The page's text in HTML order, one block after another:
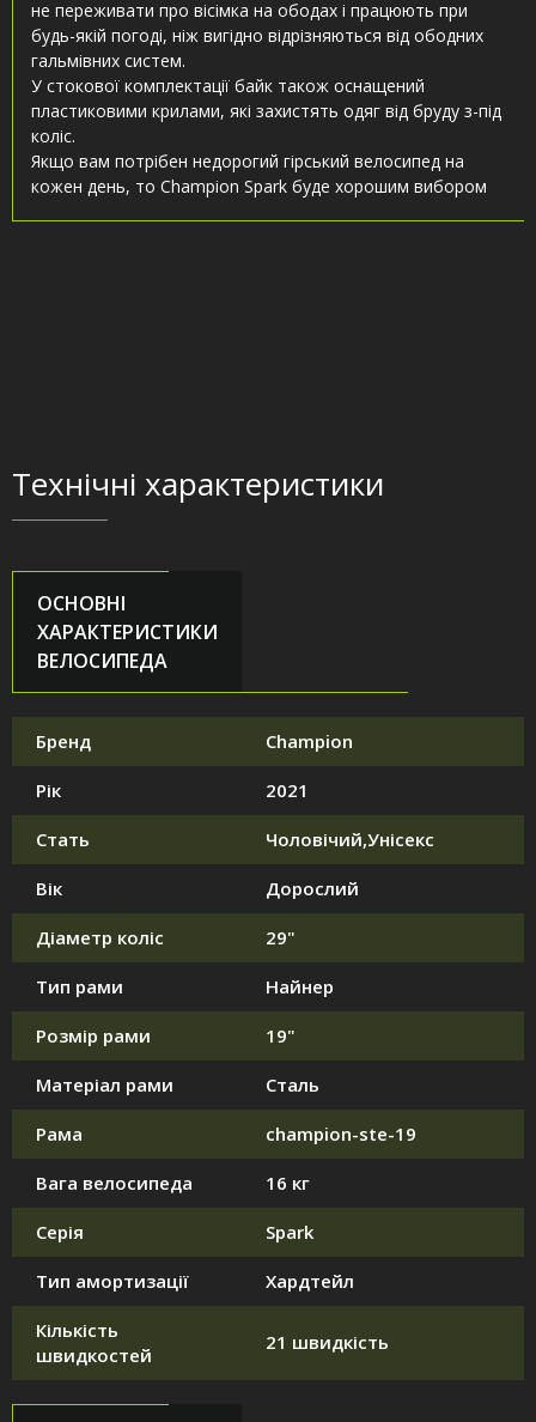
не переживати про вісімка на ободах і працюють при
будь-якій погоді, ніж вигідно відрізняються від ободних
гальмівних систем.
У стокової комплектації байк також оснащений
пластиковими крилами, які захистять одяг від бруду з-під
коліс.
Якщо вам потрібен недорогий гірський велосипед на
кожен день, то Champion Spark буде хорошим вибором
Технічні характеристики
ОСНОВНІ
ХАРАКТЕРИСТИКИ
ВЕЛОСИПЕДА
Бренд Champion
Рік 2021
Стать Чоловічий,Унісекс
Вік Дорослий
Діаметр коліс 29"
Тип рами Найнер
Розмір рами 19"
Матеріал рами Сталь
Рама champion-ste-19
Вага велосипеда 16 кг
Серія Spark
Тип амортизації Хардтейл
Кількість
швидкостей
21 швидкість